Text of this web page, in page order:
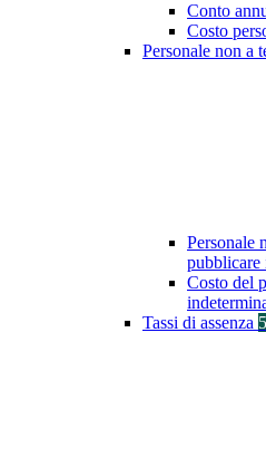
Conto
Costo
Personale non a
Personale
pubblicare
Costo del
Tassi di assenza